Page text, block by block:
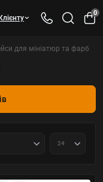
Клієнту
0
для мініатюр та фарб